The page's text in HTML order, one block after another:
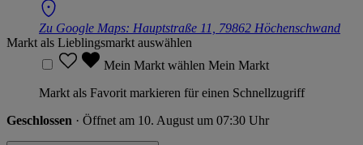
Zu Google Maps: Hauptstraße 11, 79862 Höchenschwand
Markt als Lieblingsmarkt auswählen
Mein Markt wählen Mein Markt
Markt als Favorit markieren für einen Schnellzugriff
Geschlossen · Öffnet am 10. August um 07:30 Uhr